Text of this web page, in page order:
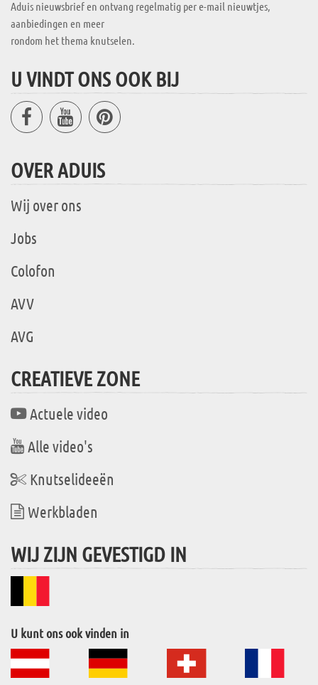
Aduis nieuwsbrief en ontvang regelmatig per e-mail nieuwtjes,
aanbiedingen en meer
rondom het thema knutselen.
U VINDT ONS OOK BIJ
OVER ADUIS
Wij over ons
Jobs
Colofon
AVV
AVG
CREATIEVE ZONE
Actuele video
Alle video's
Knutselideeën
Werkbladen
WIJ ZIJN GEVESTIGD IN
U kunt ons ook vinden in